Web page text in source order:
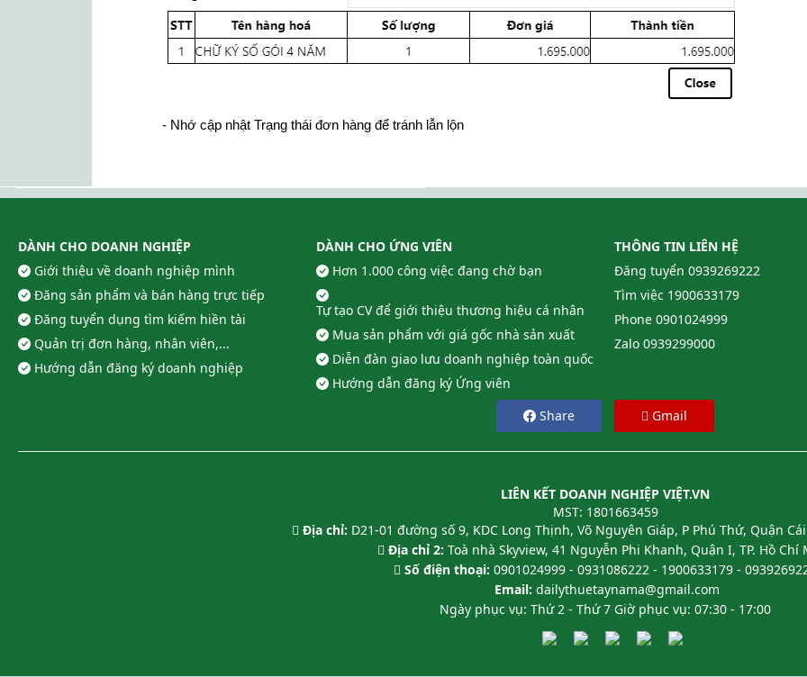
- Nhớ cập nhật Trạng thái đơn hàng để tránh lẫn lộn
DÀNH CHO DOANH NGHIỆP
Giới thiệu về doanh nghiệp mình
Đăng sản phẩm và bán hàng trực tiếp
Đăng tuyển dụng tìm kiếm hiền tài
Quản trị đơn hàng, nhân viên,...
Hướng dẫn đăng ký doanh nghiệp
DÀNH CHO ỨNG VIÊN
Hơn 1.000 công việc đang chờ bạn
Tự tạo CV để giới thiệu thương hiệu cá nhân
Mua sản phẩm với giá gốc nhà sản xuất
Diễn đàn giao lưu doanh nghiệp toàn quốc
Hướng dẫn đăng ký Ứng viên
THÔNG TIN LIÊN HỆ
Đăng tuyển 0939269222
Tìm việc 1900633179
Phone 0901024999
Zalo 0939299000
Share Gmail
LIÊN KẾT DOANH NGHIỆP VIỆT.VN
MST: 1801663459
Địa chỉ: D21-01 đường số 9, KDC Long Thịnh, Võ Nguyên Giáp, P Phú Thứ, Quận
Địa chỉ 2: Toà nhà Skyview, 41 Nguyễn Phi Khanh, Quận I, TP. Hồ Chí
Số điện thoại: 0901024999 - 0931086222 - 1900633179 -
Email: dailythuetaynama@gmail.com
Ngày phục vụ: Thứ 2 - Thứ 7 Giờ phục vụ: 07:30 - 17:00